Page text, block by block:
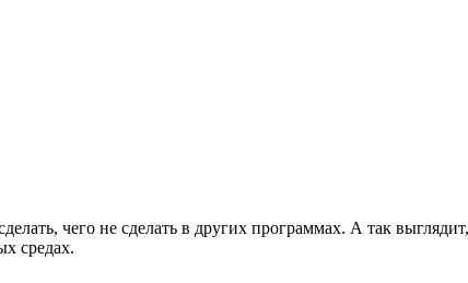
чего не сделать в других программах. А так
средах.